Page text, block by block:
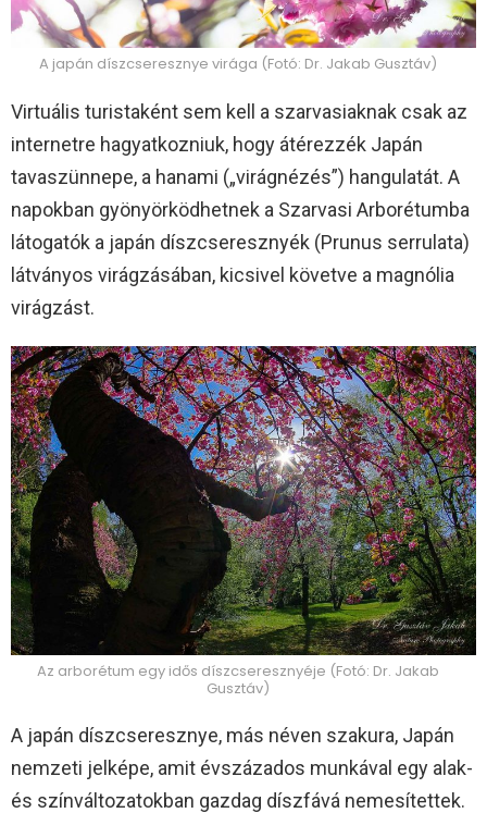
A japán díszcseresznye virága (Fotó: Dr. Jakab Gusztáv)
Virtuális turistaként sem kell a szarvasiaknak csak az
internetre hagyatkozniuk, hogy átérezzék Japán
tavaszünnepe, a hanami („virágnézés”) hangulatát. A
napokban gyönyörködhetnek a Szarvasi Arborétumba
látogatók a japán díszcseresznyék (Prunus serrulata)
látványos virágzásában, kicsivel követve a magnólia
virágzást.
Az arborétum egy idős díszcseresznyéje (Fotó: Dr. Jakab
Gusztáv)
A japán díszcseresznye, más néven szakura, Japán
nemzeti jelképe, amit évszázados munkával egy alak-
és színváltozatokban gazdag díszfává nemesítettek.